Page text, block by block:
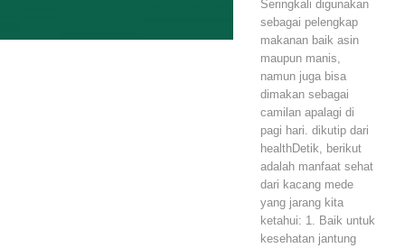
Seringkali digunakan
sebagai pelengkap
makanan baik asin
maupun manis,
namun juga bisa
dimakan sebagai
camilan apalagi di
pagi hari. dikutip dari
healthDetik, berikut
adalah manfaat sehat
dari kacang mede
yang jarang kita
ketahui: 1. Baik untuk
kesehatan jantung